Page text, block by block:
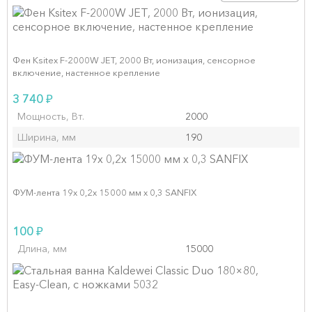
Фен Ksitex F‑2000W JET, 2000 Вт, ионизация, сенсорное
включение, настенное крепление
3 740₽
Мощность, Вт.
2000
Ширина, мм
190
ФУМ-лента 19х 0,2х 15000 мм х 0,3 SANFIX
100₽
Длина, мм 15000